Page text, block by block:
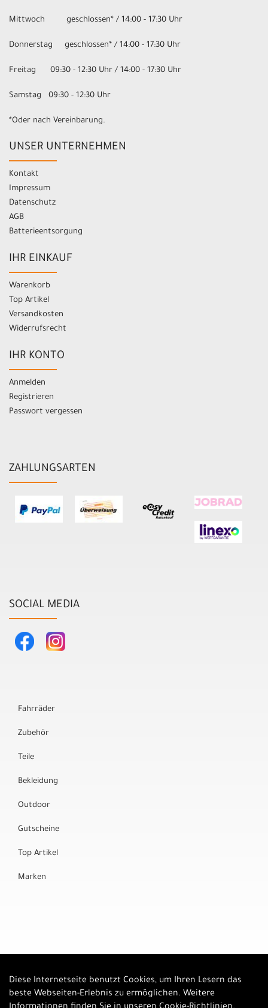
Mittwoch geschlossen* / 14:00 - 17:30 Uhr
Donnerstag geschlossen* / 14:00 - 17:30 Uhr
Freitag 09:30 - 12:30 Uhr / 14:00 - 17:30 Uhr
Samstag 09:30 - 12:30 Uhr
*Oder nach Vereinbarung.
UNSER UNTERNEHMEN
Kontakt
Impressum
Datenschutz
AGB
Batterieentsorgung
IHR EINKAUF
Warenkorb
Top Artikel
Versandkosten
Widerrufsrecht
IHR KONTO
Anmelden
Registrieren
Passwort vergessen
ZAHLUNGSARTEN
SOCIAL MEDIA
Fahrräder
Zubehör
Teile
Bekleidung
Outdoor
Gutscheine
Top Artikel
Marken
Diese Internetseite benutzt Cookies, um Ihren Lesern das
beste Webseiten-Erlebnis zu ermöglichen. Weitere
Auftrag widerrufen